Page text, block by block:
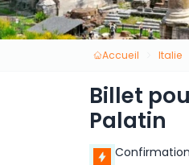
Accueil Italie
Billet
Palatin